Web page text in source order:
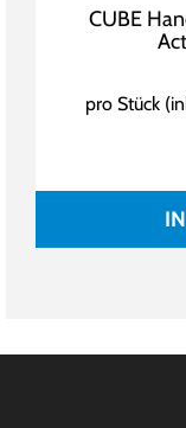
CUBE
pro Stück